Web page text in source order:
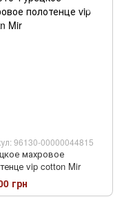
96130-00000044815
махровое
vip cotton Mir
грн